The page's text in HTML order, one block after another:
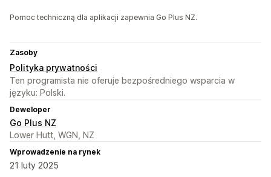
Pomoc techniczną dla aplikacji zapewnia Go Plus NZ.
Zasoby
Polityka prywatności
Ten programista nie oferuje bezpośredniego wsparcia w
języku: Polski.
Deweloper
Go Plus NZ
Lower Hutt, WGN, NZ
Wprowadzenie na rynek
21 luty 2025